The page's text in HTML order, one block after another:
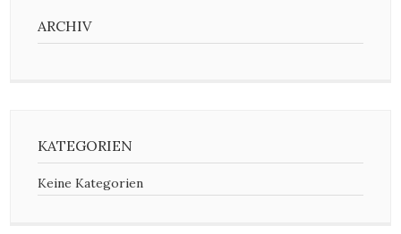
ARCHIV
KATEGORIEN
Keine Kategorien